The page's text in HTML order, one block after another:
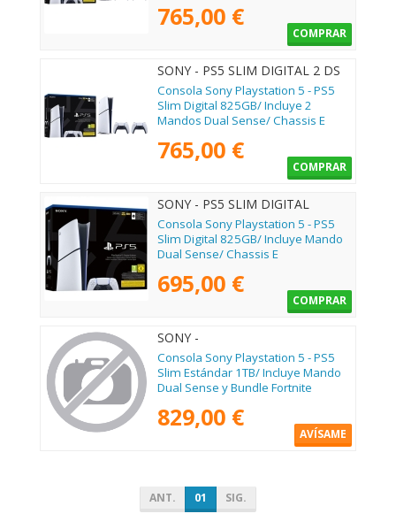
765,00 €
COMPRAR
SONY - PS5 SLIM DIGITAL 2 DS
V2
Consola Sony Playstation 5 - PS5
Slim Digital 825GB/ Incluye 2
Mandos Dual Sense/ Chassis E
765,00 €
COMPRAR
SONY - PS5 SLIM DIGITAL
Consola Sony Playstation 5 - PS5
Slim Digital 825GB/ Incluye Mando
Dual Sense/ Chassis E
695,00 €
COMPRAR
SONY -
Consola Sony Playstation 5 - PS5
Slim Estándar 1TB/ Incluye Mando
Dual Sense y Bundle Fortnite
829,00 €
AVÍSAME
ANT. 01 SIG.